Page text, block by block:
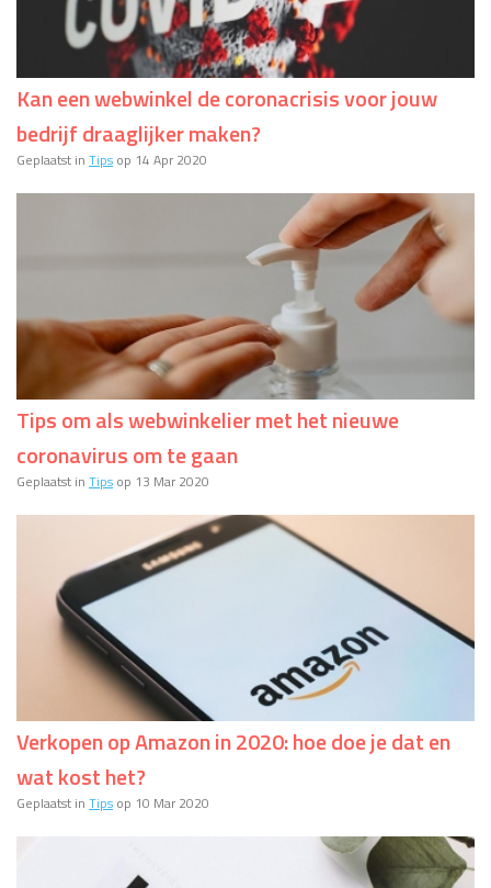
Kan een webwinkel de coronacrisis voor jouw
bedrijf draaglijker maken?
Geplaatst in Tips op 14 Apr 2020
Tips om als webwinkelier met het nieuwe
coronavirus om te gaan
Geplaatst in Tips op 13 Mar 2020
Verkopen op Amazon in 2020: hoe doe je dat en
wat kost het?
Geplaatst in Tips op 10 Mar 2020